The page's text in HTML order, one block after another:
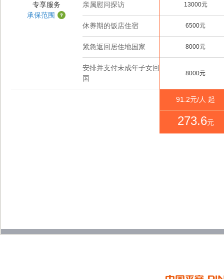
专享服务
承保范围
亲属慰问探访 13000元
休养期的饭店住宿 6500元
紧急返回居住地国家 8000元
安排并支付未成年子女回
国
8000元
91.2元/人 起
273.6元